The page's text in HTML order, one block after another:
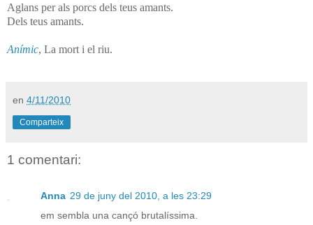
Aglans per als porcs dels teus amants.
Dels teus amants.
Anímic, La mort i el riu.
en 4/11/2010
Comparteix
1 comentari:
Anna 29 de juny del 2010, a les 23:29
em sembla una cançó brutalíssima.